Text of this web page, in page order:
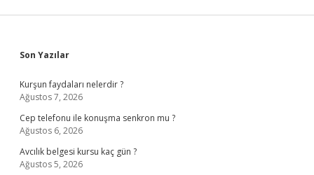
Sidebar
Son Yazılar
Kurşun faydaları nelerdir ?
Ağustos 7, 2026
Cep telefonu ile konuşma senkron mu ?
Ağustos 6, 2026
Avcılık belgesi kursu kaç gün ?
Ağustos 5, 2026